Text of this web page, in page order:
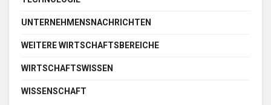
UNTERNEHMENSNACHRICHTEN
WEITERE WIRTSCHAFTSBEREICHE
WIRTSCHAFTSWISSEN
WISSENSCHAFT